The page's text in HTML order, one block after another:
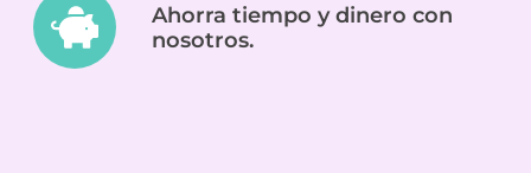
Ahorra tiempo y dinero con
nosotros.